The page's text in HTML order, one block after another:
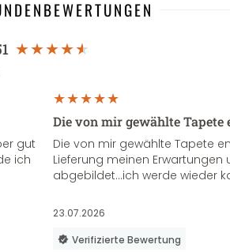
gut
ich
Die von mir gewählte
Die von mir gewählte Tapete
Lieferung meinen Erwartungen
abgebildet...ich werde wieder
23.07.2026
Verifizierte Bewertung